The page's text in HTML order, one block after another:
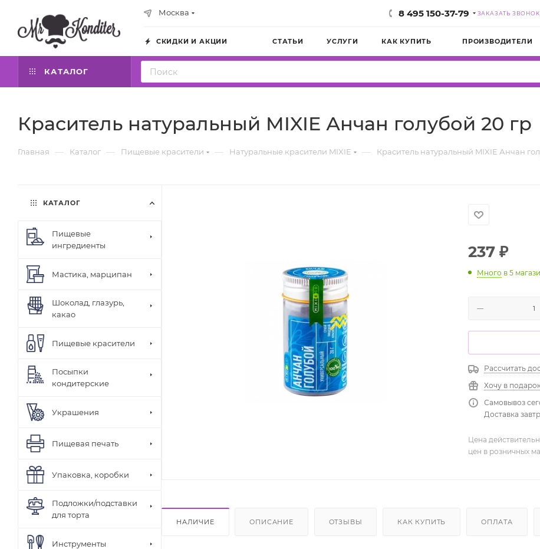
Москва 8 495 150-37-79 ЗАКАЗАТЬ ЗВОНОК
СКИДКИ И АКЦИИ СТАТЬИ УСЛУГИ КАК КУПИТЬ ПРОИЗВОДИТЕЛИ
КАТАЛОГ
Краситель натуральный MIXIE Анчан голубой 20 гр
Главная — Каталог — Пищевые красители — Натуральные красители MIXIE — Краситель натуральный MIXIE Анчан
237 ₽
Много в 5
Рассчитать
Хочу в
Самовывоз
Доставка
Цена
цен в розничных
НАЛИЧИЕ ОПИСАНИЕ ОТЗЫВЫ КАК КУПИТЬ ОПЛАТА
КАТАЛОГ
Пищевые
ингредиенты
Мастика, марципан
Шоколад, глазурь,
какао
Пищевые красители
Посыпки
кондитерские
Украшения
Пищевая печать
Упаковка, коробки
Подложки/подставки
для торта
Инструменты